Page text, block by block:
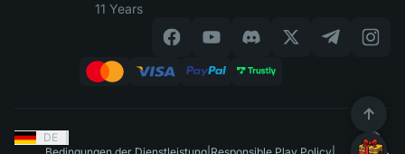
11 Years
DE